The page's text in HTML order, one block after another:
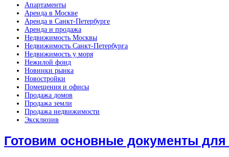
Апартаменты
Аренда в Москве
Аренда в Санкт-Петербурге
Аренда и продажа
Недвижимость Москвы
Недвижимость Санкт-Петербурга
Недвижимость у моря
Нежилой фонд
Новинки рынка
Новостройки
Помещения и офисы
Продажа домов
Продажа земли
Продажа недвижимости
Эксклюзив
Готовим основные документы